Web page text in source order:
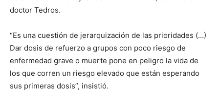
doctor Tedros.
“Es una cuestión de jerarquización de las prioridades (…)
Dar dosis de refuerzo a grupos con poco riesgo de
enfermedad grave o muerte pone en peligro la vida de
los que corren un riesgo elevado que están esperando
sus primeras dosis”, insistió.